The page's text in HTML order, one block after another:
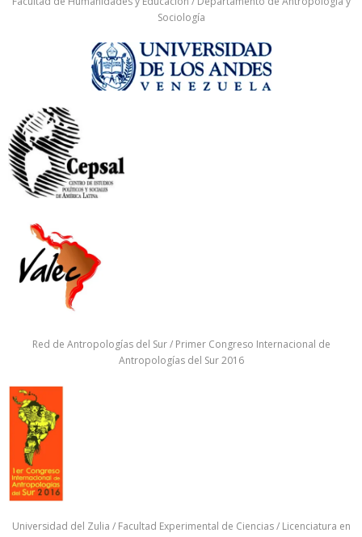
Sociología
Red de Antropologías del Sur / Primer Congreso Internacional de
Antropologías del Sur 2016
Universidad del Zulia / Facultad Experimental de Ciencias / Licenciatura en